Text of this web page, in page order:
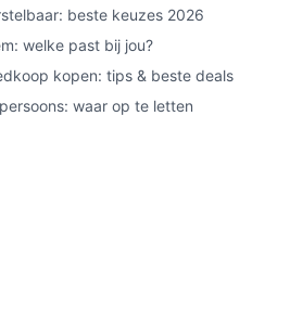
terwijl specificatie katoen
welke afwerking geleverd
thuisgebruik als je een vast bed
accepteert. Let op de maximale
de bonellvering-kern;
aansluiten bij jouw
geeft aan geschikt te zijn voor
beste keuzes 2026
welke past bij jou?
kopen: tips & beste deals
waar op te letten